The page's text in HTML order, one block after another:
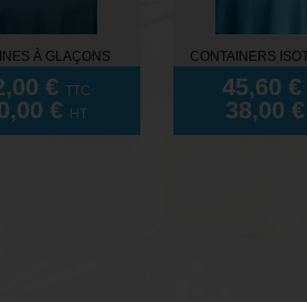
À GLAÇONS
€TTC
€ HT
45,60 €
38,00 €